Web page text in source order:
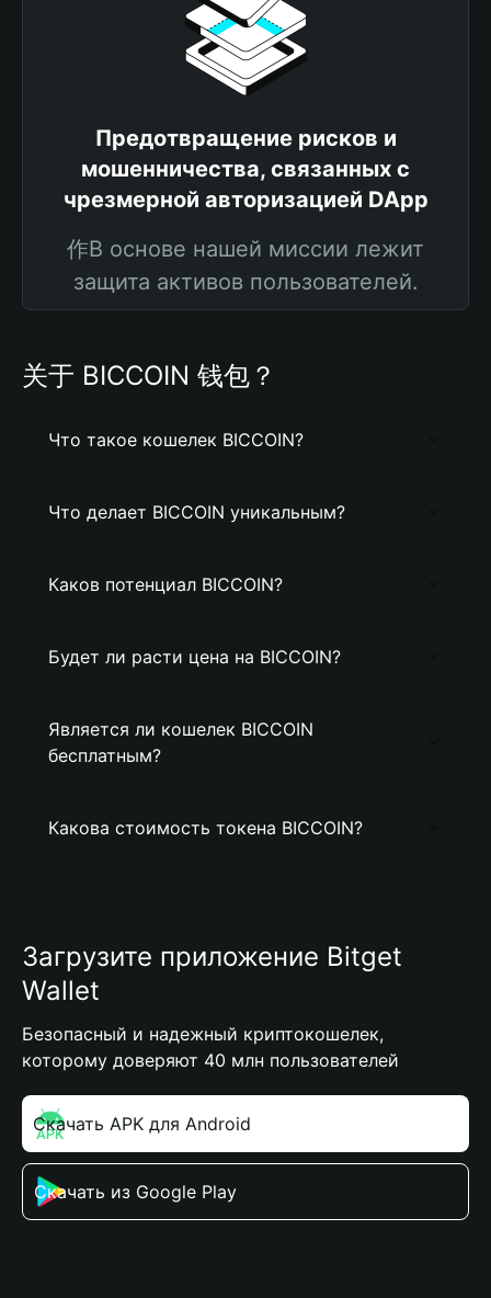
Предотвращение рисков и
мошенничества, связанных с
чрезмерной авторизацией DApp
作В основе нашей миссии лежит
защита активов пользователей.
关于 BICCOIN 钱包？
Что такое кошелек BICCOIN?
Что делает BICCOIN уникальным?
Каков потенциал BICCOIN?
Будет ли расти цена на BICCOIN?
Является ли кошелек BICCOIN
бесплатным?
Какова стоимость токена BICCOIN?
Загрузите приложение Bitget
Wallet
Безопасный и надежный криптокошелек,
которому доверяют 40 млн пользователей
Скачать APK для Android
Скачать из Google Play